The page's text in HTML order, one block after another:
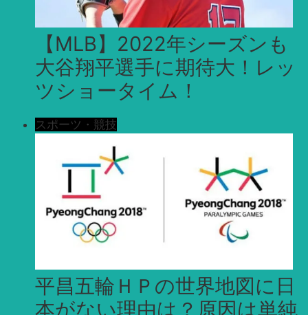
【MLB】2022年シーズンも
大谷翔平選手に期待大！レッ
ツショータイム！
スポーツ・競技
平昌五輪ＨＰの世界地図に日
本がない理由は？原因は単純